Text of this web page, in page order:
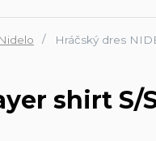
Hráčský dres
shirt S/